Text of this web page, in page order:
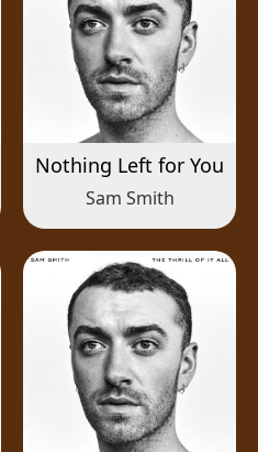
Nothing Left for You
Sam Smith